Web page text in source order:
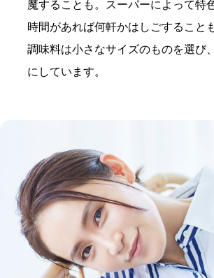
魔することも。スーパーによって特
時間があれば何軒かはしごすること
調味料は小さなサイズのものを選び
にしています。